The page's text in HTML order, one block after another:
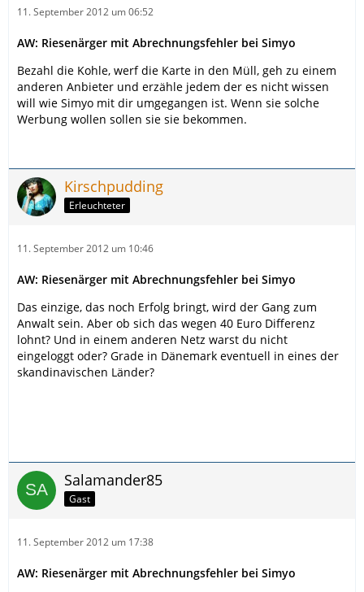
11. September 2012 um 06:52
AW: Riesenärger mit Abrechnungsfehler bei Simyo
Bezahl die Kohle, werf die Karte in den Müll, geh zu einem
anderen Anbieter und erzähle jedem der es nicht wissen
will wie Simyo mit dir umgegangen ist. Wenn sie solche
Werbung wollen sollen sie sie bekommen.
Kirschpudding
Erleuchteter
11. September 2012 um 10:46
AW: Riesenärger mit Abrechnungsfehler bei Simyo
Das einzige, das noch Erfolg bringt, wird der Gang zum
Anwalt sein. Aber ob sich das wegen 40 Euro Differenz
lohnt? Und in einem anderen Netz warst du nicht
eingeloggt oder? Grade in Dänemark eventuell in eines der
skandinavischen Länder?
Salamander85
Gast
11. September 2012 um 17:38
AW: Riesenärger mit Abrechnungsfehler bei Simyo